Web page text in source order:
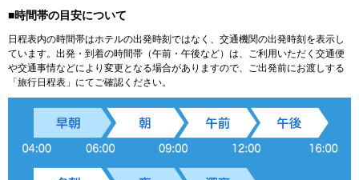
■時間帯の目安について
日程表内の時間帯はホテルの出発時刻ではなく、交通機関の出発時刻を表示し
ています。出発・到着の時間帯（午前・午後など）は、ご利用いただく交通便
や交通事情などにより変更となる場合がありますので、ご出発前にお渡しする
「旅行日程表」にてご確認ください。